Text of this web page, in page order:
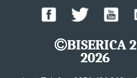
BISERICA 2
2026